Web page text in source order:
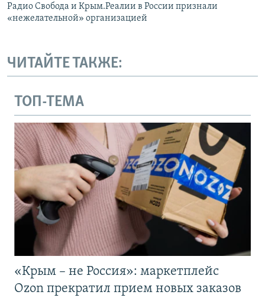
Радио Свобода и Крым.Реалии в России признали
«нежелательной» организацией
ЧИТАЙТЕ ТАКЖЕ:
ТОП-ТЕМА
«Крым – не Россия»: маркетплейс
Ozon прекратил прием новых заказов